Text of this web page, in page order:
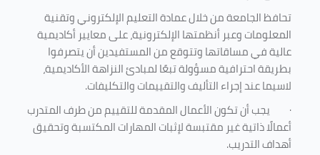
تحافظ الجامعة من خلال عمادة التعليم الإلكتروني وتقنية
المعلومات وعبر أنظمتها الإلكترونية، على معايير أكاديمية
عالية في مساقاتها وتتوقع من المستفيدين أن يتصرفوا
بطريقة احترافية مسؤولة تبعًا لمبادئ النزاهة الأكاديمية،
لاسيما عند إجراء التأليف والتقييمات والتكليفات.
· يجب أن تكون الأعمال المقدمة للتقييم من طرف المتدرب
أعمالًا ذاتية غير مقتبسة لإثبات المهارات المكتسبة وتحقيق
أهداف التدريب.